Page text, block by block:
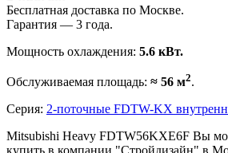
Бесплатная доставка по Москве.
Гарантия — 3 года.
Мощность охлаждения: 5.6 кВт.
Обслуживаемая площадь: ≈ 56 м2.
Серия: 2-поточные FDTW-KX
Mitsubishi Heavy FDTW56KXE6F Вы